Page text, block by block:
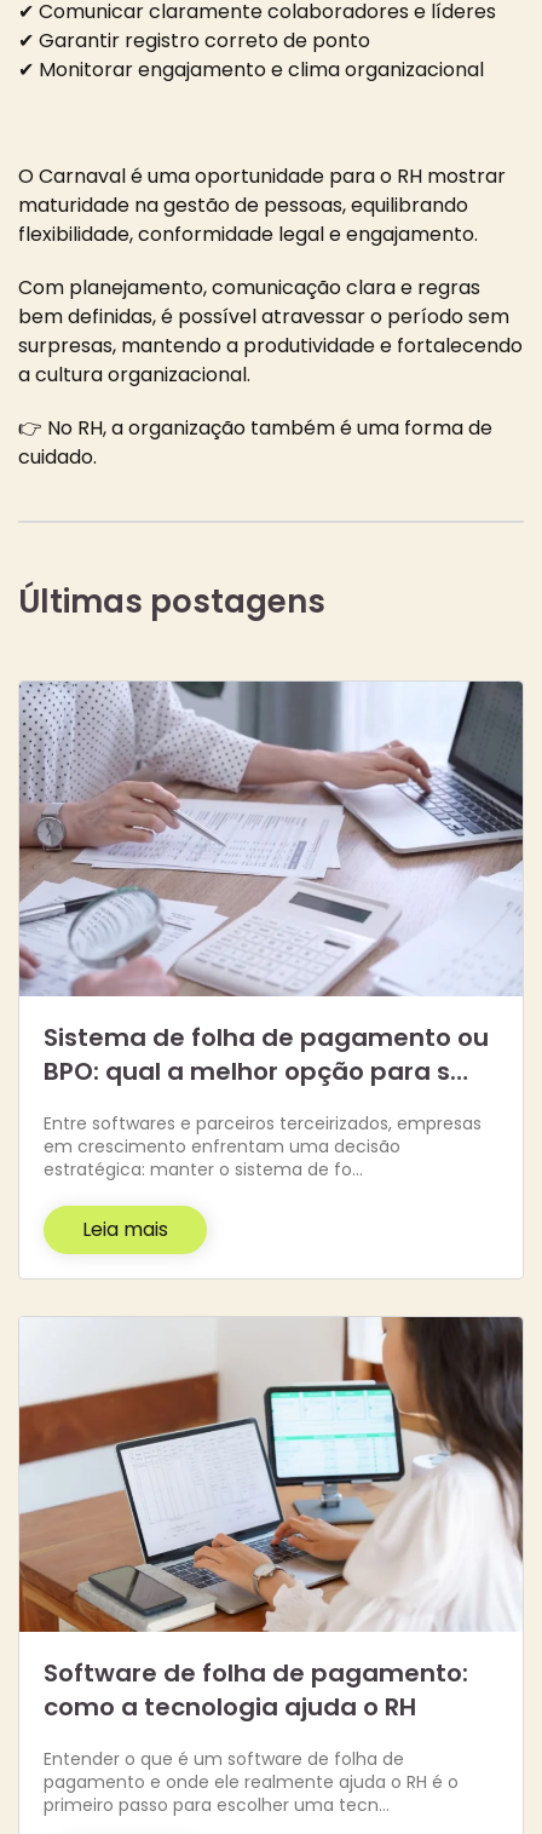
✔ Comunicar claramente colaboradores e líderes
✔ Garantir registro correto de ponto
✔ Monitorar engajamento e clima organizacional
O Carnaval é uma oportunidade para o RH mostrar
maturidade na gestão de pessoas, equilibrando
flexibilidade, conformidade legal e engajamento.
Com planejamento, comunicação clara e regras
bem definidas, é possível atravessar o período sem
surpresas, mantendo a produtividade e fortalecendo
a cultura organizacional.
👉 No RH, a organização também é uma forma de
cuidado.
Últimas postagens
Sistema de folha de pagamento ou
BPO: qual a melhor opção para s…
Entre softwares e parceiros terceirizados, empresas
em crescimento enfrentam uma decisão
estratégica: manter o sistema de fo…
Leia mais
Software de folha de pagamento:
como a tecnologia ajuda o RH
Entender o que é um software de folha de
pagamento e onde ele realmente ajuda o RH é o
primeiro passo para escolher uma tecn…